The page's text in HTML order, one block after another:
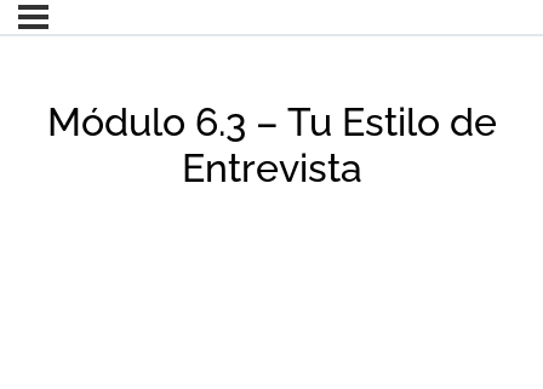
Módulo 6.3 – Tu Estilo de
Entrevista